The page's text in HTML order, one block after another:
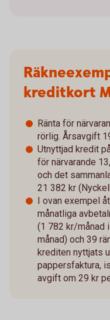
kreditkort
Ränta för
rörlig. Årsavgift
Utnyttjad kredit
för närvarande
och det
21 382 kr
I ovan exempel
månatliga
(1 782 kr/månad
månad) och 39
krediten nyttjats
pappersfaktura,
avgift om 29 kr